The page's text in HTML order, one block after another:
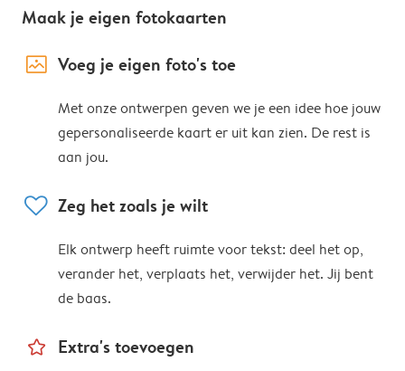
Maak je eigen fotokaarten
image_placeholder Voeg je eigen foto's toe
Met onze ontwerpen geven we je een idee hoe jouw
gepersonaliseerde kaart er uit kan zien. De rest is
aan jou.
heart Zeg het zoals je wilt
Elk ontwerp heeft ruimte voor tekst: deel het op,
verander het, verplaats het, verwijder het. Jij bent
de baas.
star_outline Extra's toevoegen